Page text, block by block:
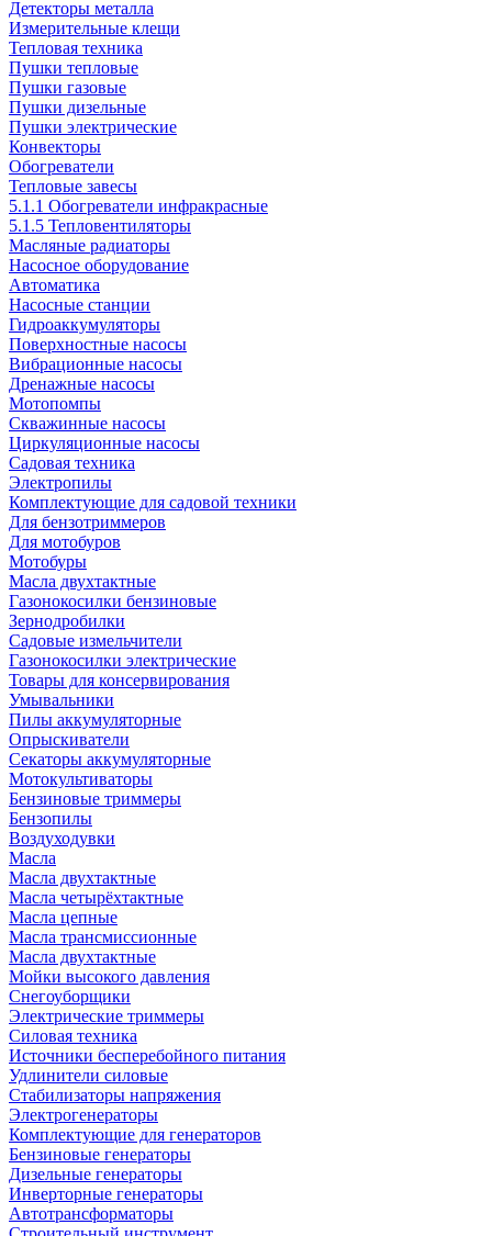
Детекторы металла
Измерительные клещи
Тепловая техника
Пушки тепловые
Пушки газовые
Пушки дизельные
Пушки электрические
Конвекторы
Обогреватели
Тепловые завесы
5.1.1 Обогреватели инфракрасные
5.1.5 Тепловентиляторы
Масляные радиаторы
Насосное оборудование
Автоматика
Насосные станции
Гидроаккумуляторы
Поверхностные насосы
Вибрационные насосы
Дренажные насосы
Мотопомпы
Скважинные насосы
Циркуляционные насосы
Садовая техника
Электропилы
Комплектующие для садовой техники
Для бензотриммеров
Для мотобуров
Мотобуры
Масла двухтактные
Газонокосилки бензиновые
Зернодробилки
Садовые измельчители
Газонокосилки электрические
Товары для консервирования
Умывальники
Пилы аккумуляторные
Опрыскиватели
Секаторы аккумуляторные
Мотокультиваторы
Бензиновые триммеры
Бензопилы
Воздуходувки
Масла
Масла двухтактные
Масла четырёхтактные
Масла цепные
Масла трансмиссионные
Масла двухтактные
Мойки высокого давления
Снегоуборщики
Электрические триммеры
Силовая техника
Источники бесперебойного питания
Удлинители силовые
Стабилизаторы напряжения
Электрогенераторы
Комплектующие для генераторов
Бензиновые генераторы
Дизельные генераторы
Инверторные генераторы
Автотрансформаторы